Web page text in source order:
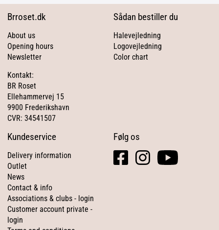
Brroset.dk
About us
Opening hours
Newsletter
Kontakt:
BR Roset
Ellehammervej 15
9900 Frederikshavn
CVR: 34541507
Sådan bestiller du
Halevejledning
Logovejledning
Color chart
Kundeservice
Delivery information
Outlet
News
Contact & info
Associations & clubs - login
Customer account private -
login
Følg os
facebook
square
instagramyoutube